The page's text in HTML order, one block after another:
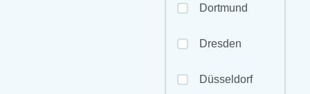
Dortmund
Dresden
Düsseldorf